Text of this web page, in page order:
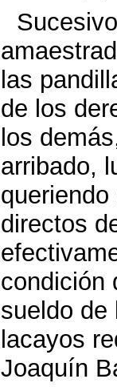
las
de los
los
arribado,
directos
condición
sueldo de
lacayos
Joaquín